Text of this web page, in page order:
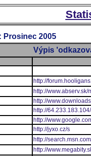
Prosinec 2005
Výpis
http://
http://
http://
http://
http://
http://jyxo.cz/s
http://
http://